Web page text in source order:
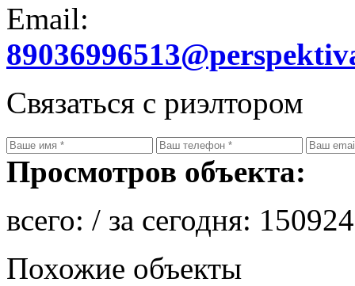
Email:
Связаться с риэлтором
Просмотров объекта:
всего: / за сегодня:
Похожие объекты